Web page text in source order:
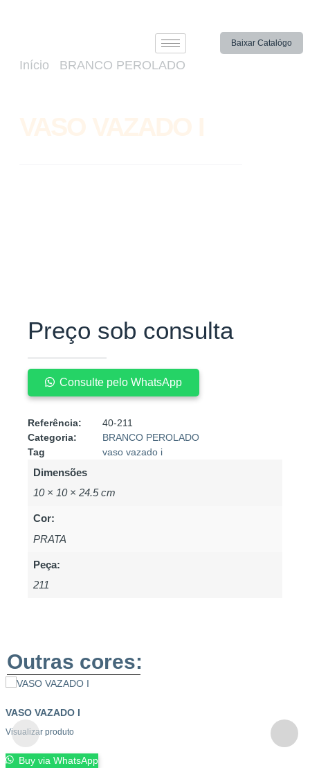
Baixar Catalógo
Início BRANCO PEROLADO
Preço sob consulta
Consulte pelo WhatsApp
Referência:
40-211
Categoria:
BRANCO PEROLADO
Tag
vaso vazado i
Dimensões
10 × 10 × 24.5 cm
Cor:
PRATA
Peça:
211
Outras cores:
VASO VAZADO I
Visualizar produto
Buy via WhatsApp